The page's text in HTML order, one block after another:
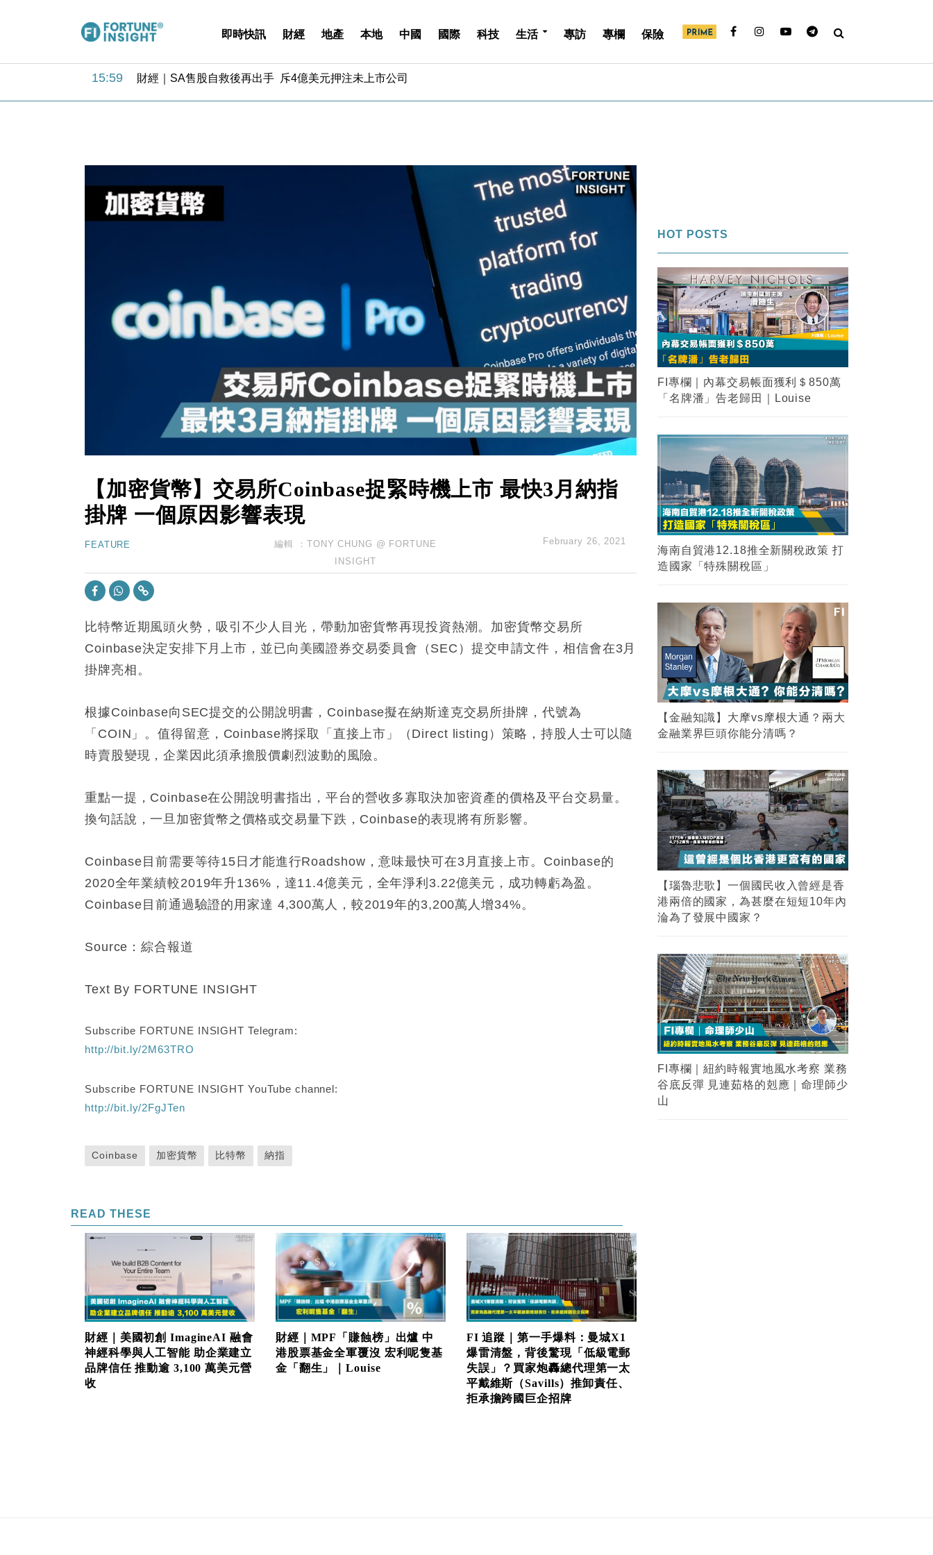
即時快訊 財經 地產 本地 中國 國際 科技 生活 專訪 專欄 保險
11:12 國際｜特朗普料美伊戰事快結束 承認部分彈藥庫存緊張
15:59 財經｜SA售股自救後再出手 斥4億美元押注未上市公司
11:40 財經｜黑石傳再籌逾360億美元 支援Anthropic租用Google晶片
10:57 財經｜美商務部擬擴大金屬關稅範圍 14類產品或加徵25%
18:15 本地｜新世界K11 9月升級會員制度 增鉑金卡級別鎖定高消費客群
17:40 財經｜本港6月零售額連升14個月 珠寶鐘錶銷售升勢最強
財經｜精星香港夥菜鳥拓全球智慧倉儲市場 加快海外市場落地
地產｜大酒店中期轉賺2300萬元 斥21億翻新香港及東京半島
13:12 國際｜特朗普赴洛杉磯高球場活動前 男子攜槍彈被捕
12:30 財經｜香港7月PMI回落至51 企業擴張放慢兼縮減人手
11:40 財經｜黑石傳再籌逾360億美元 支援Anthropic租用Google晶片
本地｜新世界K11 9月升級會員制度 增鉑金卡級別鎖定高消費客群
財經｜本港6月零售額連升14個月 珠寶鐘錶銷售升勢最強
【加密貨幣】交易所Coinbase捉緊時機上市 最快3月納指
掛牌 一個原因影響表現
FEATURE 編輯 ： TONY CHUNG @ FORTUNE
INSIGHT
February 26, 2021
比特幣近期風頭火勢，吸引不少人目光，帶動加密貨幣再現投資熱潮。加密貨幣交易所
Coinbase決定安排下月上市，並已向美國證券交易委員會（SEC）提交申請文件，相信會在3月
掛牌亮相。
根據Coinbase向SEC提交的公開說明書，Coinbase擬在納斯達克交易所掛牌，代號為
「COIN」。值得留意，Coinbase將採取「直接上市」（Direct listing）策略，持股人士可以隨
時賣股變現，企業因此須承擔股價劇烈波動的風險。
重點一提，Coinbase在公開說明書指出，平台的營收多寡取決加密資產的價格及平台交易量。
換句話說，一旦加密貨幣之價格或交易量下跌，Coinbase的表現將有所影響。
Coinbase目前需要等待15日才能進行Roadshow，意味最快可在3月直接上市。Coinbase的
2020全年業績較2019年升136%，達11.4億美元，全年淨利3.22億美元，成功轉虧為盈。
Coinbase目前通過驗證的用家達 4,300萬人，較2019年的3,200萬人增34%。
Source：綜合報道
Text By FORTUNE INSIGHT
Subscribe FORTUNE INSIGHT Telegram:
http://bit.ly/2M63TRO
Subscribe FORTUNE INSIGHT YouTube channel:
http://bit.ly/2FgJTen
Coinbase 加密貨幣 比特幣 納指
READ THESE
財經｜美國初創 ImagineAI 融會
神經科學與人工智能 助企業建立
品牌信任 推動逾 3,100 萬美元營
收
財經｜MPF「賺蝕榜」出爐 中
港股票基金全軍覆沒 宏利呢隻基
金「翻生」｜Louise
FI 追蹤｜第一手爆料：曼城X1
爆雷清盤，背後驚現「低級電郵
失誤」？買家炮轟總代理第一太
平戴維斯（Savills）推卸責任、
拒承擔跨國巨企招牌
HOT POSTS
FI專欄｜內幕交易帳面獲利＄850萬
「名牌潘」告老歸田｜Louise
海南自貿港12.18推全新關稅政策 打
造國家「特殊關稅區」
【金融知識】大摩vs摩根大通？兩大
金融業界巨頭你能分清嗎？
【瑙魯悲歌】一個國民收入曾經是香
港兩倍的國家，為甚麼在短短10年內
淪為了發展中國家？
FI專欄｜紐約時報實地風水考察 業務
谷底反彈 見連茹格的剋應｜命理師少
山